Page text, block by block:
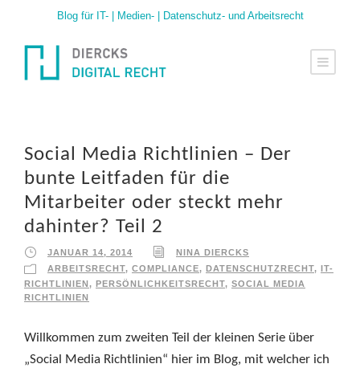
Blog für IT- | Medien- | Datenschutz- und Arbeitsrecht
Social Media Richtlinien – Der
bunte Leitfaden für die
Mitarbeiter oder steckt mehr
dahinter? Teil 2
JANUAR 14, 2014
NINA DIERCKS
ARBEITSRECHT, COMPLIANCE, DATENSCHUTZRECHT,
IT-
RICHTLINIEN, PERSÖNLICHKEITSRECHT, SOCIAL MEDIA
RICHTLINIEN
Willkommen zum zweiten Teil der kleinen Serie über
„Social Media Richtlinien“ hier im Blog, mit welcher ich